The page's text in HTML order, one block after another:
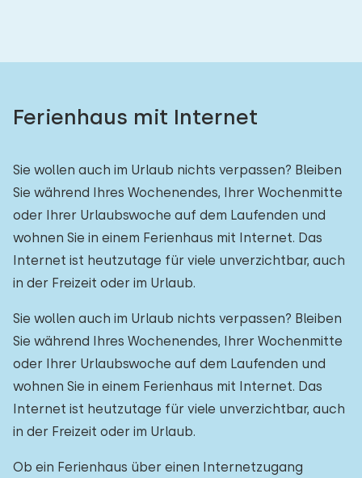
Ferienhaus mit Internet
Sie wollen auch im Urlaub nichts verpassen? Bleiben
Sie während Ihres Wochenendes, Ihrer Wochenmitte
oder Ihrer Urlaubswoche auf dem Laufenden und
wohnen Sie in einem Ferienhaus mit Internet. Das
Internet ist heutzutage für viele unverzichtbar, auch
in der Freizeit oder im Urlaub.
Sie wollen auch im Urlaub nichts verpassen? Bleiben
Sie während Ihres Wochenendes, Ihrer Wochenmitte
oder Ihrer Urlaubswoche auf dem Laufenden und
wohnen Sie in einem Ferienhaus mit Internet. Das
Internet ist heutzutage für viele unverzichtbar, auch
in der Freizeit oder im Urlaub.
Ob ein Ferienhaus über einen Internetzugang